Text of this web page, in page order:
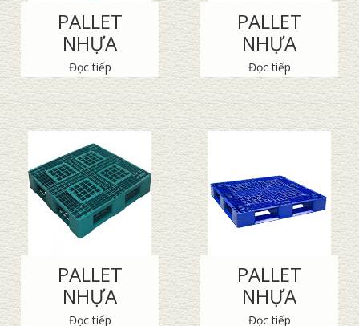
PALLET
NHỰA
Đọc tiếp
PALLET
NHỰA
Đọc tiếp
PALLET
NHỰA
Đọc tiếp
PALLET
NHỰA
Đọc tiếp